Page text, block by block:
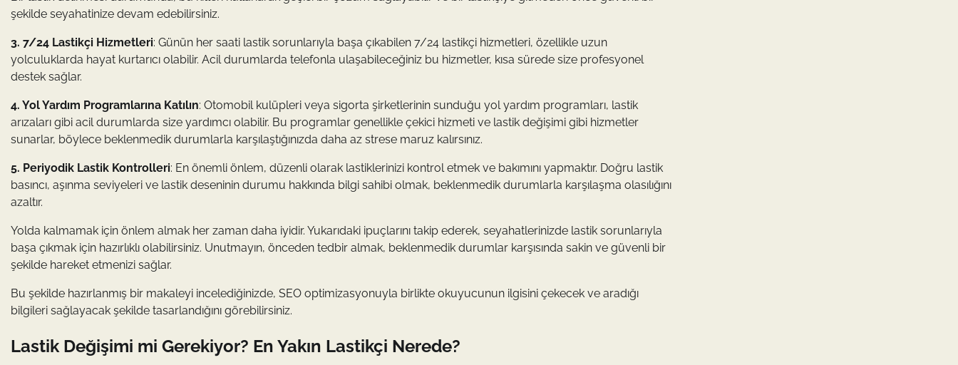
şekilde seyahatinize devam edebilirsiniz.
3. 7/24 Lastikçi Hizmetleri: Günün her saati lastik sorunlarıyla başa çıkabilen 7/24 lastikçi hizmetleri, özellikle uzun
yolculuklarda hayat kurtarıcı olabilir. Acil durumlarda telefonla ulaşabileceğiniz bu hizmetler, kısa sürede size profesyonel
destek sağlar.
4. Yol Yardım Programlarına Katılın: Otomobil kulüpleri veya sigorta şirketlerinin sunduğu yol yardım programları, lastik
arızaları gibi acil durumlarda size yardımcı olabilir. Bu programlar genellikle çekici hizmeti ve lastik değişimi gibi hizmetler
sunarlar, böylece beklenmedik durumlarla karşılaştığınızda daha az strese maruz kalırsınız.
5. Periyodik Lastik Kontrolleri: En önemli önlem, düzenli olarak lastiklerinizi kontrol etmek ve bakımını yapmaktır. Doğru lastik
basıncı, aşınma seviyeleri ve lastik deseninin durumu hakkında bilgi sahibi olmak, beklenmedik durumlarla karşılaşma olasılığını
azaltır.
Yolda kalmamak için önlem almak her zaman daha iyidir. Yukarıdaki ipuçlarını takip ederek, seyahatlerinizde lastik sorunlarıyla
başa çıkmak için hazırlıklı olabilirsiniz. Unutmayın, önceden tedbir almak, beklenmedik durumlar karşısında sakin ve güvenli bir
şekilde hareket etmenizi sağlar.
Bu şekilde hazırlanmış bir makaleyi incelediğinizde, SEO optimizasyonuyla birlikte okuyucunun ilgisini çekecek ve aradığı
bilgileri sağlayacak şekilde tasarlandığını görebilirsiniz.
Lastik Değişimi mi Gerekiyor? En Yakın Lastikçi Nerede?